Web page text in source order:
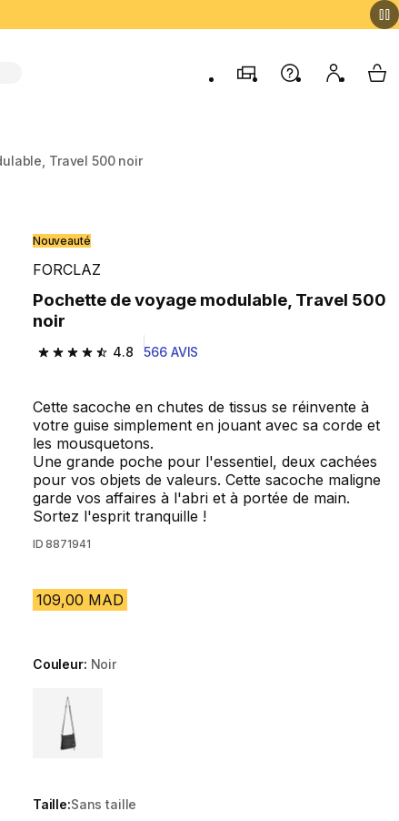
MagasinsAide Mon My
Travel 500 noir
Nouveauté
FORCLAZ
Pochette de voyage modulable, Travel 500
noir
4.8
4.8 out of 5 stars from 566 reviews
566 AVIS
Cette sacoche en chutes de tissus se réinvente à
votre guise simplement en jouant avec sa corde et
les mousquetons.
Une grande poche pour l'essentiel, deux cachées
pour vos objets de valeurs. Cette sacoche maligne
garde vos affaires à l'abri et à portée de main.
Sortez l'esprit tranquille !
ID 8871941
109,00 MAD
Couleur: Noir
Choose a variant
Taille:Sans taille